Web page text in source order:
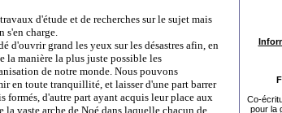
d'étude et de recherches sur le sujet mais
s'en charge.
d'ouvrir grand les yeux sur les désastres afin, en
la manière la plus juste possible les
de notre monde. Nous pouvons
en toute tranquillité, et laisser d'une part barrer
formés, d'autre part ayant acquis leur place aux
la vaste arche de Noé dans laquelle chacun de
Co-
pour la